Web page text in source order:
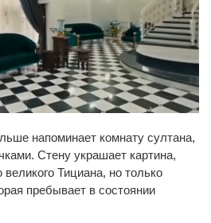
напоминает комнату султана,
Стену украшает картина,
Тициана, но только
пребывает в состоянии